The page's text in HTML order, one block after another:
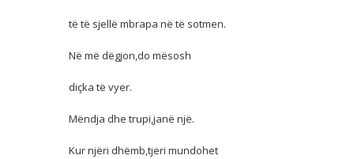
të të sjellë mbrapa në të sotmen.
Në më dëgjon,do mësosh
diçka të vyer.
Mëndja dhe trupi,janë një.
Kur njëri dhëmb,tjeri mundohet